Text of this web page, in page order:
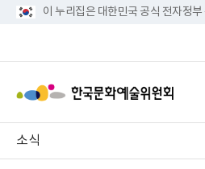
이 누리집은 대한민국 공식 전자정
소식